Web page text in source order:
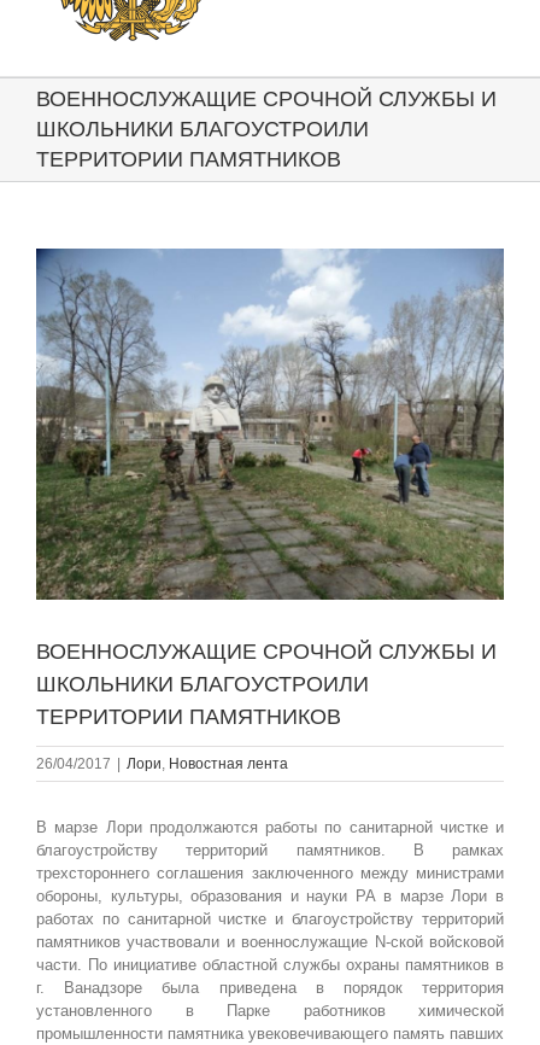
ВОЕННОСЛУЖАЩИЕ СРОЧНОЙ СЛУЖБЫ И
ШКОЛЬНИКИ БЛАГОУСТРОИЛИ
ТЕРРИТОРИИ ПАМЯТНИКОВ
View
Larger
Image
ВОЕННОСЛУЖАЩИЕ СРОЧНОЙ СЛУЖБЫ И
ШКОЛЬНИКИ БЛАГОУСТРОИЛИ
ТЕРРИТОРИИ ПАМЯТНИКОВ
26/04/2017 Лори, Новостная лента
В марзе Лори продолжаются работы по санитарной чистке и
благоустройству территорий памятников. В рамках
трехстороннего соглашения заключенного между министрами
обороны, культуры, образования и науки РА в марзе Лори в
работах по санитарной чистке и благоустройству территорий
памятников участвовали и военнослужащие N-ской войсковой
части. По инициативе областной службы охраны памятников в
г. Ванадзоре была приведена в порядок территория
установленного в Парке работников химической
промышленности памятника увековечивающего память павших